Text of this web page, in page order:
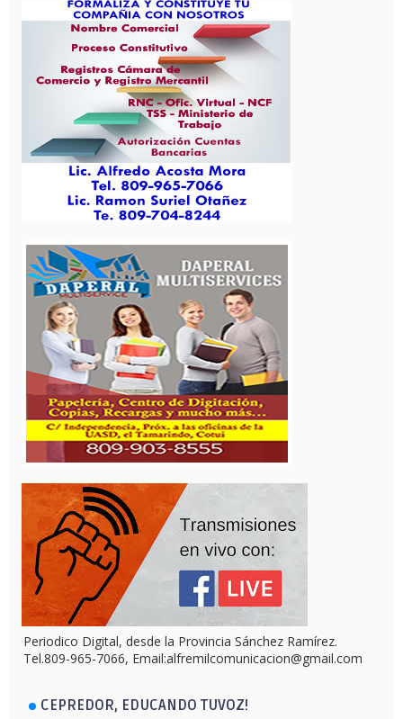
Periodico Digital, desde la Provincia Sánchez Ramírez.
Tel.809-965-7066, Email:alfremilcomunicacion@gmail.com
CEPREDOR, EDUCANDO TUVOZ!